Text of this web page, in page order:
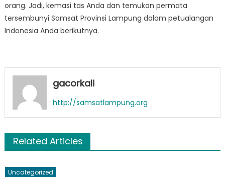
orang. Jadi, kemasi tas Anda dan temukan permata
tersembunyi Samsat Provinsi Lampung dalam petualangan
Indonesia Anda berikutnya.
gacorkali
http://samsatlampung.org
Related Articles
Uncategorized